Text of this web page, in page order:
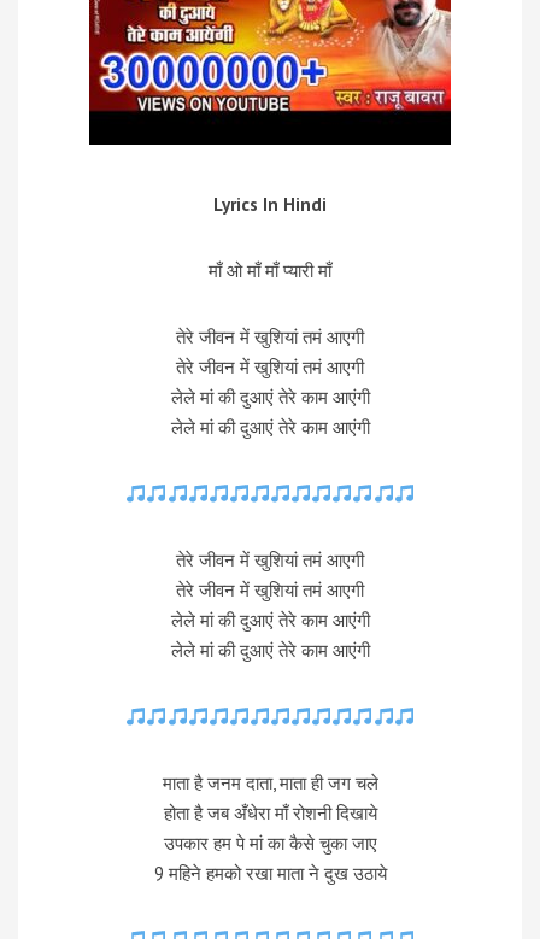
Lyrics In Hindi
माँ ओ माँ माँ प्यारी माँ
तेरे जीवन में खुशियां तमं आएगी
तेरे जीवन में खुशियां तमं आएगी
लेले मां की दुआएं तेरे काम आएंगी
लेले मां की दुआएं तेरे काम आएंगी
तेरे जीवन में खुशियां तमं आएगी
तेरे जीवन में खुशियां तमं आएगी
लेले मां की दुआएं तेरे काम आएंगी
लेले मां की दुआएं तेरे काम आएंगी
माता है जनम दाता, माता ही जग चले
होता है जब अँधेरा माँ रोशनी दिखाये
उपकार हम पे मां का कैसे चुका जाए
9 महिने हमको रखा माता ने दुख उठाये